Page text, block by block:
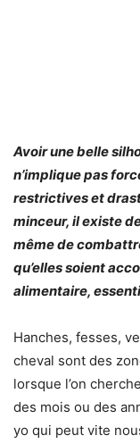
Avoir une belle
n’implique pas
restrictives et
minceur, il existe
même de
qu’elles soient
alimentaire,
Hanches, fesses,
cheval sont des
lorsque l’on
des mois ou des
yo qui peut vite